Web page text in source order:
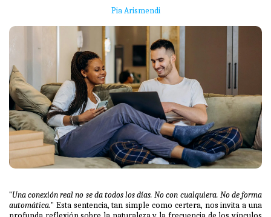
Pia Arismendi
"Una conexión real no se da todos los días. No con cualquiera. No de forma
automática." Esta sentencia, tan simple como certera, nos invita a una